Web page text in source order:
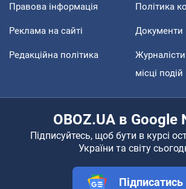
Правова інформація Політика
Реклама на сайті Документи
Редакційна політика
місці подій
OBOZ.UA в Google
Підписуйтесь, щоб бути в курсі
України та світу
Підписатись